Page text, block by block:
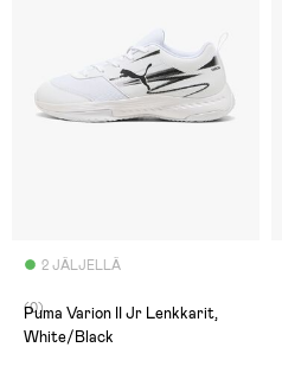
2 JÄLJELLÄ
(0)
Puma Varion II Jr Lenkkarit,
White/Black